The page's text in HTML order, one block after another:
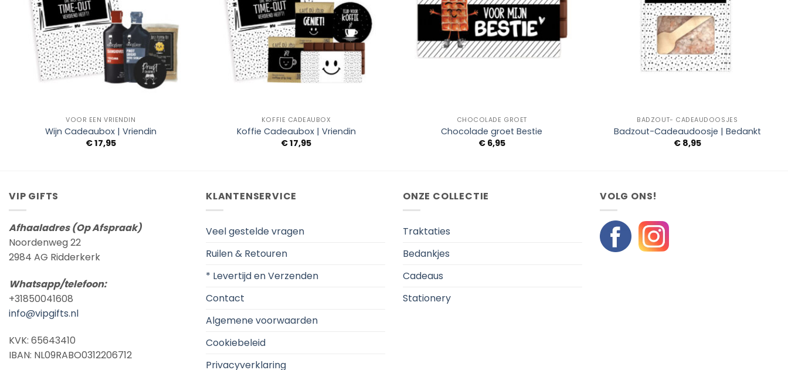
VOOR EEN VRIENDIN
Wijn Cadeaubox | Vriendin
€17,95
KOFFIE CADEAUBOX
Koffie Cadeaubox | Vriendin
€17,95
CHOCOLADE GROET
Chocolade groet Bestie
€6,95
BADZOUT- CADEAUDOOSJES
Badzout-Cadeaudoosje | Bedankt
€8,95
VIP GIFTS
Afhaaladres (Op Afspraak)
Noordenweg 22
2984 AG Ridderkerk
Whatsapp/telefoon:
+31850041608
info@vipgifts.nl
KVK: 65643410
IBAN: NL09RABO0312206712
KLANTENSERVICE
Veel gestelde vragen
Ruilen & Retouren
* Levertijd en Verzenden
Contact
Algemene voorwaarden
Cookiebeleid
Privacyverklaring
ONZE COLLECTIE
Traktaties
Bedankjes
Cadeaus
Stationery
VOLG ONS!